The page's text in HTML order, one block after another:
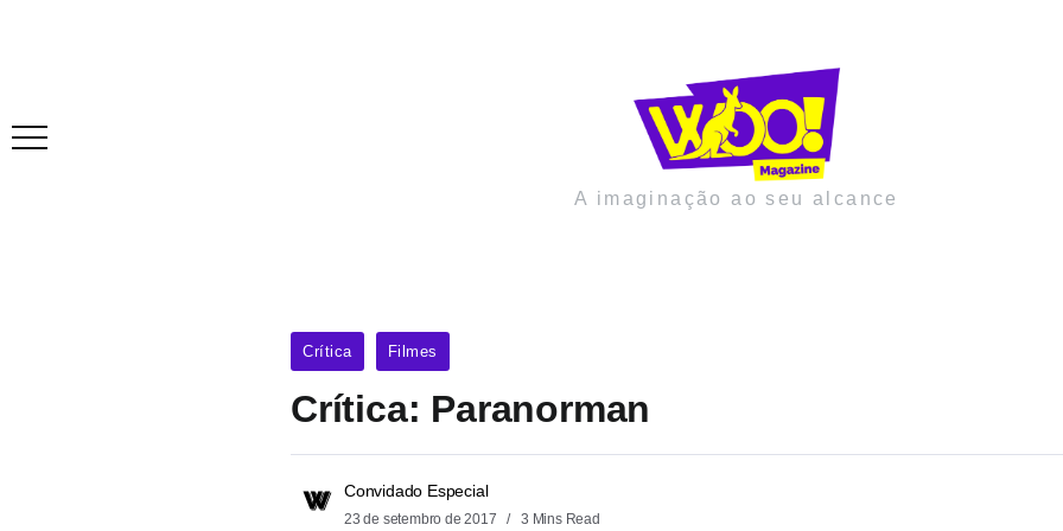
A imaginação ao seu alcance
Crítica Filmes
Crítica: Paranorman
Convidado Especial
23 de setembro de 2017 3 Mins Read